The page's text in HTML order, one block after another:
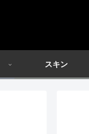
スキン